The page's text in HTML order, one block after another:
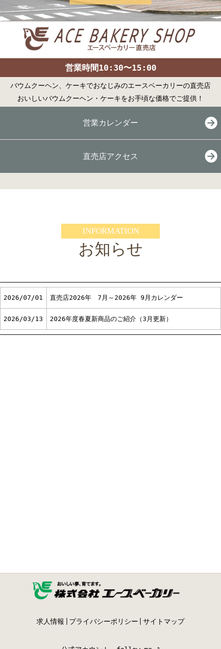
営業時間10:30〜15:00
バウムクーヘン、ケーキでおなじみのエースベーカリーの直売店
おいしいバウムクーヘン・ケーキをお手頃な価格でご提供！
営業カレンダー
直売店アクセス
INFORMATION
お知らせ
2026/07/01 直売店2026年 7月～2026年 9月カレンダー
2026/03/13 2026年度春夏新商品のご紹介（3月更新）
求人情報 プライバシーポリシー サイトマップ